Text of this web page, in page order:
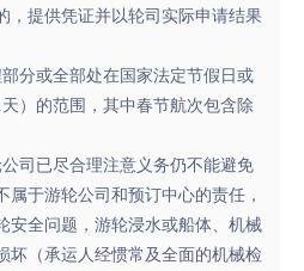
，提供凭证并以轮司实际申请结果
分或全部处在国家法定节假日或
）的范围，其中春节航次包含除
司已尽合理注意义务仍不能避免
属于游轮公司和预订中心的责任，
安全问题，游轮浸水或船体、机械
坏（承运人经惯常及全面的机械检